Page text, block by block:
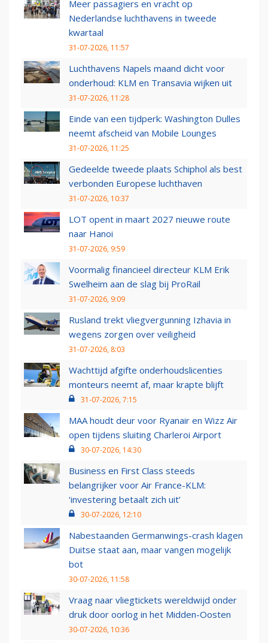
Meer passagiers en vracht op
Nederlandse luchthavens in tweede
kwartaal
31-07-2026, 11:57
Luchthavens Napels maand dicht voor
onderhoud: KLM en Transavia wijken uit
31-07-2026, 11:28
Einde van een tijdperk: Washington Dulles
neemt afscheid van Mobile Lounges
31-07-2026, 11:25
Gedeelde tweede plaats Schiphol als best
verbonden Europese luchthaven
31-07-2026, 10:37
LOT opent in maart 2027 nieuwe route
naar Hanoi
31-07-2026, 9:59
Voormalig financieel directeur KLM Erik
Swelheim aan de slag bij ProRail
31-07-2026, 9:09
Rusland trekt vliegvergunning Izhavia in
wegens zorgen over veiligheid
31-07-2026, 8:03
Wachttijd afgifte onderhoudslicenties
monteurs neemt af, maar krapte blijft
31-07-2026, 7:15
MAA houdt deur voor Ryanair en Wizz Air
open tijdens sluiting Charleroi Airport
30-07-2026, 14:30
Business en First Class steeds
belangrijker voor Air France-KLM:
‘investering betaalt zich uit’
30-07-2026, 12:10
Nabestaanden Germanwings-crash klagen
Duitse staat aan, maar vangen mogelijk
bot
30-07-2026, 11:58
Vraag naar vliegtickets wereldwijd onder
druk door oorlog in het Midden-Oosten
30-07-2026, 10:36